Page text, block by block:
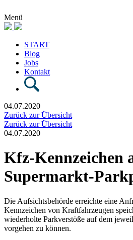
Menü
START
Blog
Jobs
Kontakt
04.07.2020
Zurück zur Übersicht
Zurück zur Übersicht
04.07.2020
Kfz-Kennzeichen
Supermarkt-
Die Aufsichtsbehörde erreichte eine
Kennzeichen von Kraftfahrzeugen
wiederholte Parkverstöße auf dem
vorgehen zu können.